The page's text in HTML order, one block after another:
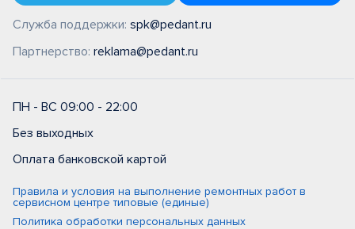
Служба поддержки: spk@pedant.ru
Партнерство: reklama@pedant.ru
ПН - ВС 09:00 - 22:00
Без выходных
Оплата банковской картой
Правила и условия на выполнение ремонтных работ в
сервисном центре типовые (единые)
Политика обработки персональных данных